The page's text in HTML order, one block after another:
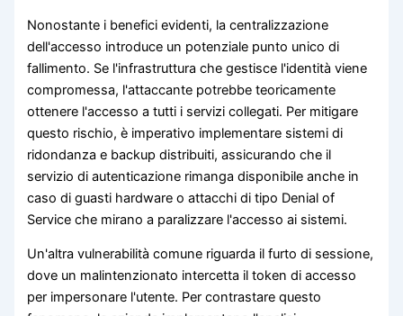
Nonostante i benefici evidenti, la centralizzazione
dell'accesso introduce un potenziale punto unico di
fallimento. Se l'infrastruttura che gestisce l'identità viene
compromessa, l'attaccante potrebbe teoricamente
ottenere l'accesso a tutti i servizi collegati. Per mitigare
questo rischio, è imperativo implementare sistemi di
ridondanza e backup distribuiti, assicurando che il
servizio di autenticazione rimanga disponibile anche in
caso di guasti hardware o attacchi di tipo Denial of
Service che mirano a paralizzare l'accesso ai sistemi.
Un'altra vulnerabilità comune riguarda il furto di sessione,
dove un malintenzionato intercetta il token di accesso
per impersonare l'utente. Per contrastare questo